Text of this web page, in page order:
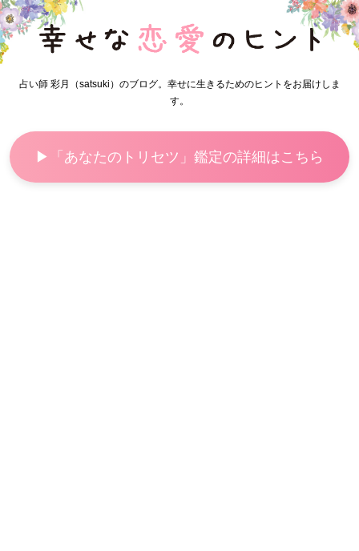
占い師 彩月（satsuki）のブログ。幸せに生きるためのヒントをお届けしま
す。
▶「あなたのトリセツ」鑑定の詳細はこちら